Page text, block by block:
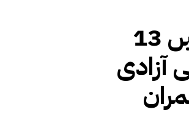
13 اگست کو لاہور جلسے میں
آزادی